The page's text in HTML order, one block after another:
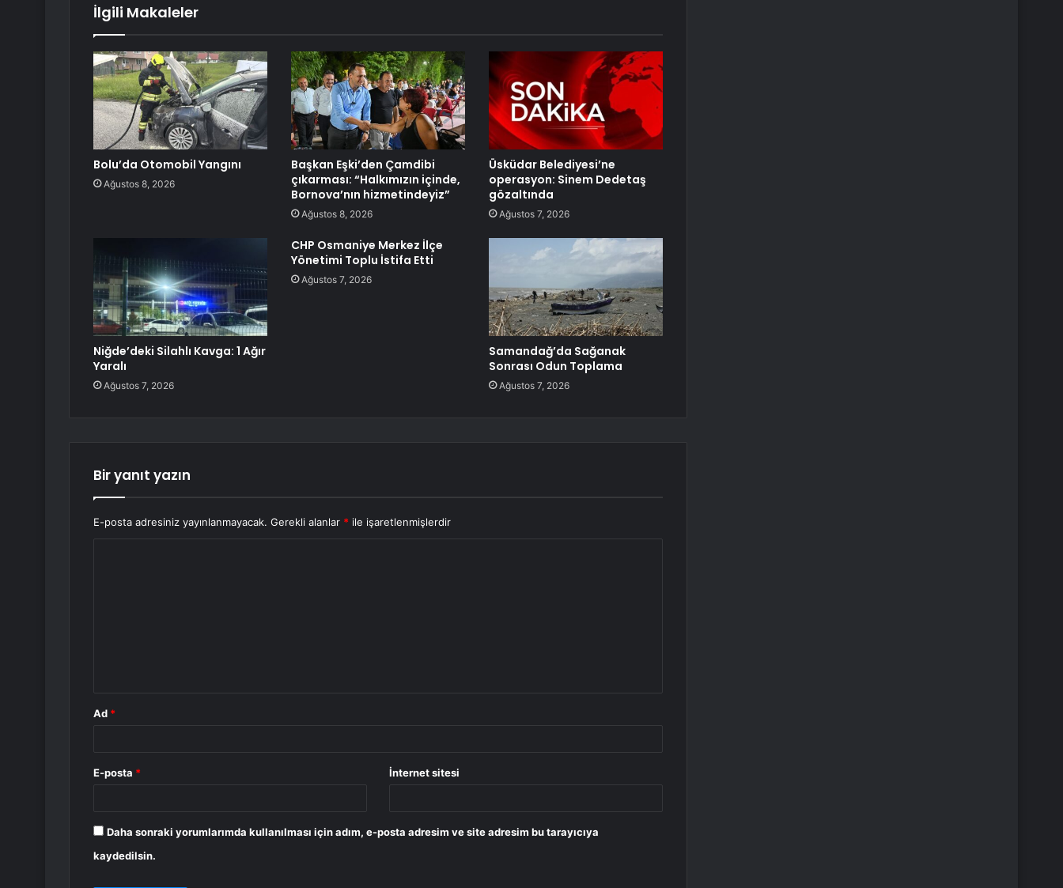
İlgili Makaleler
Bolu’da Otomobil Yangını
Ağustos 8, 2026
Başkan Eşki’den Çamdibi
çıkarması: “Halkımızın içinde,
Bornova’nın hizmetindeyiz”
Ağustos 8, 2026
Üsküdar Belediyesi’ne
operasyon: Sinem Dedetaş
gözaltında
Ağustos 7, 2026
Niğde’deki Silahlı Kavga: 1 Ağır
Yaralı
Ağustos 7, 2026
CHP Osmaniye Merkez İlçe
Yönetimi Toplu İstifa Etti
Ağustos 7, 2026
Samandağ’da Sağanak
Sonrası Odun Toplama
Ağustos 7, 2026
Bir yanıt yazın
E-posta adresiniz yayınlanmayacak. Gerekli alanlar * ile işaretlenmişlerdir
Ad *
E-posta * İnternet sitesi
Daha sonraki yorumlarımda kullanılması için adım, e-posta adresim ve site adresim bu tarayıcıya
kaydedilsin.